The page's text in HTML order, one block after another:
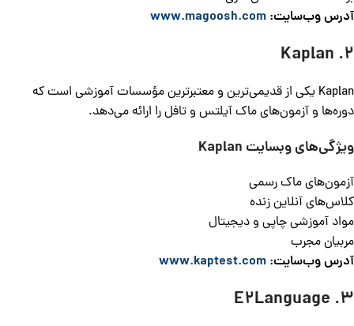
آدرس وب‌سایت: www.magoosh.com
2. Kaplan
Kaplan یکی از قدیمی‌ترین و معتبرترین مؤسسات آموزشی است که
دوره‌ها و آزمون‌های ماک آیلتس و تافل را ارائه می‌دهد.
ویژگی‌های وبسایت Kaplan
آزمون‌های ماک رسمی
کلاس‌های آنلاین زنده
مواد آموزشی چاپی و دیجیتال
مربیان مجرب
آدرس وب‌سایت: www.kaptest.com
3. E2Language